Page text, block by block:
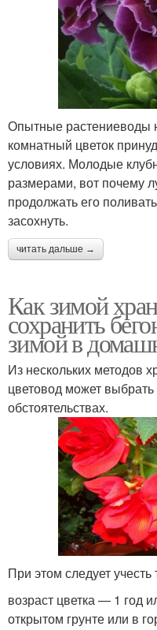
Опытные растениеводы
комнатный цветок
условиях. Молодые
размерами, вот почему
продолжать его
засохнуть.
читать дальше →
Как зимой
сохранить
зимой в
Из нескольких методов
цветовод может
обстоятельствах.
При этом следует
возраст цветка — 1 год
открытом грунте или в